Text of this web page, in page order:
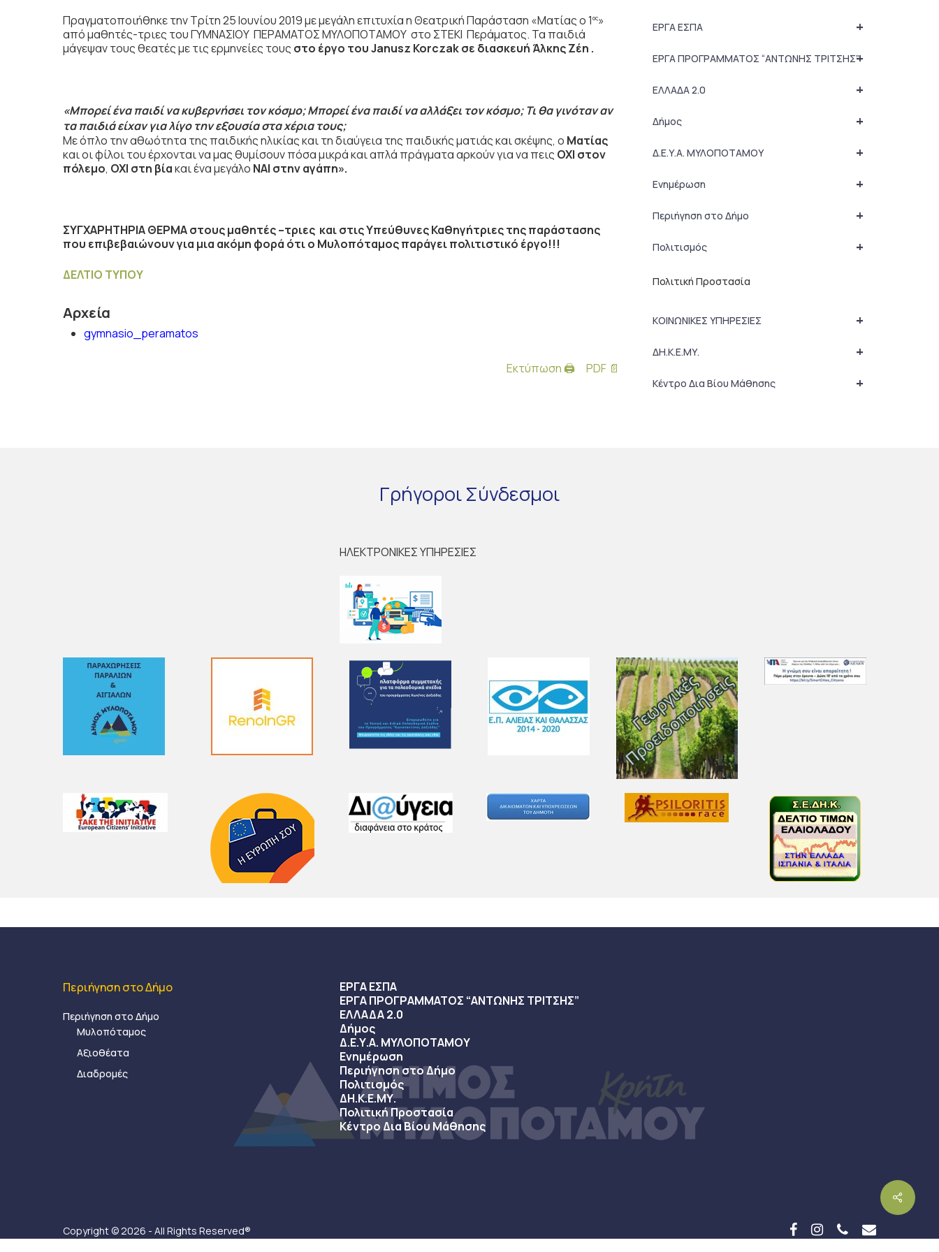
Πραγματοποιήθηκε την Τρίτη 25 Ιουνίου 2019 με μεγάλη επιτυχία η Θεατρική Παράσταση «Ματίας ο 1ος»
από μαθητές-τριες του ΓΥΜΝΑΣΙΟΥ ΠΕΡΑΜΑΤΟΣ ΜΥΛΟΠΟΤΑΜΟΥ στο ΣΤΕΚΙ Περάματος. Τα παιδιά
μάγεψαν τους θεατές με τις ερμηνείες τους στο έργο τουJanusz Korczak σε διασκευή Άλκης Ζέη .
«Μπορεί ένα παιδί να κυβερνήσει τον κόσμο; Μπορεί ένα παιδί να αλλάξει τον κόσμο; Τι θα γινόταν αν
τα παιδιά είχαν για λίγο την εξουσία στα χέρια τους;
Με όπλο την αθωότητα της παιδικής ηλικίας και τη διαύγεια της παιδικής ματιάς και σκέψης, ο Ματίας
και οι φίλοι του έρχονται να μας θυμίσουν πόσα μικρά και απλά πράγματα αρκούν για να πεις ΟΧΙ στον
πόλεμο, ΟΧΙ στη βίακαι ένα μεγάλο ΝΑΙ στην αγάπη».
ΣΥΓΧΑΡΗΤΗΡΙΑ ΘΕΡΜΑ στους μαθητές –τριες και στις Υπεύθυνες Καθηγήτριες της παράστασης
που επιβεβαιώνουν για μια ακόμη φορά ότι ο Μυλοπόταμος παράγει πολιτιστικό έργο!!!
ΔΕΛΤΙΟ ΤΥΠΟΥ
Αρχεία
gymnasio_peramatos
Εκτύπωση 🖨 PDF 📄
+
ΕΡΓΑ ΕΣΠΑ
+
ΕΡΓΑ ΠΡΟΓΡΑΜΜΑΤΟΣ “ΑΝΤΩΝΗΣ ΤΡΙΤΣΗΣ”
+
ΕΛΛΑΔΑ 2.0
+
Δήμος
+
Δ.Ε.Υ.Α. ΜΥΛΟΠΟΤΑΜΟΥ
+
Ενημέρωση
+
Περιήγηση στο Δήμο
+
Πολιτισμός
Πολιτική Προστασία
+
ΚΟΙΝΩΝΙΚΕΣ ΥΠΗΡΕΣΙΕΣ
+
ΔΗ.Κ.Ε.ΜΥ.
+
Κέντρο Δια Βίου Μάθησης
ΓρήγοροιΣύνδεσμοι
ΗΛΕΚΤΡΟΝΙΚΕΣ ΥΠΗΡΕΣΙΕΣ
Περιήγηση στο Δήμο
Περιήγηση στο Δήμο
Μυλοπόταμος
Αξιοθέατα
Διαδρομές
ΕΡΓΑ ΕΣΠΑ
ΕΡΓΑ ΠΡΟΓΡΑΜΜΑΤΟΣ “ΑΝΤΩΝΗΣ ΤΡΙΤΣΗΣ”
ΕΛΛΑΔΑ 2.0
Δήμος
Δ.Ε.Υ.Α. ΜΥΛΟΠΟΤΑΜΟΥ
Ενημέρωση
Περιήγηση στο Δήμο
Πολιτισμός
ΔΗ.Κ.Ε.ΜΥ.
Πολιτική Προστασία
Κέντρο Δια Βίου Μάθησης
Copyright © 2026 - All Rights Reserved®
facebookinstagramphoneemail